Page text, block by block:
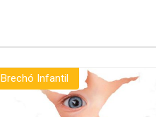
Brechó Infantil